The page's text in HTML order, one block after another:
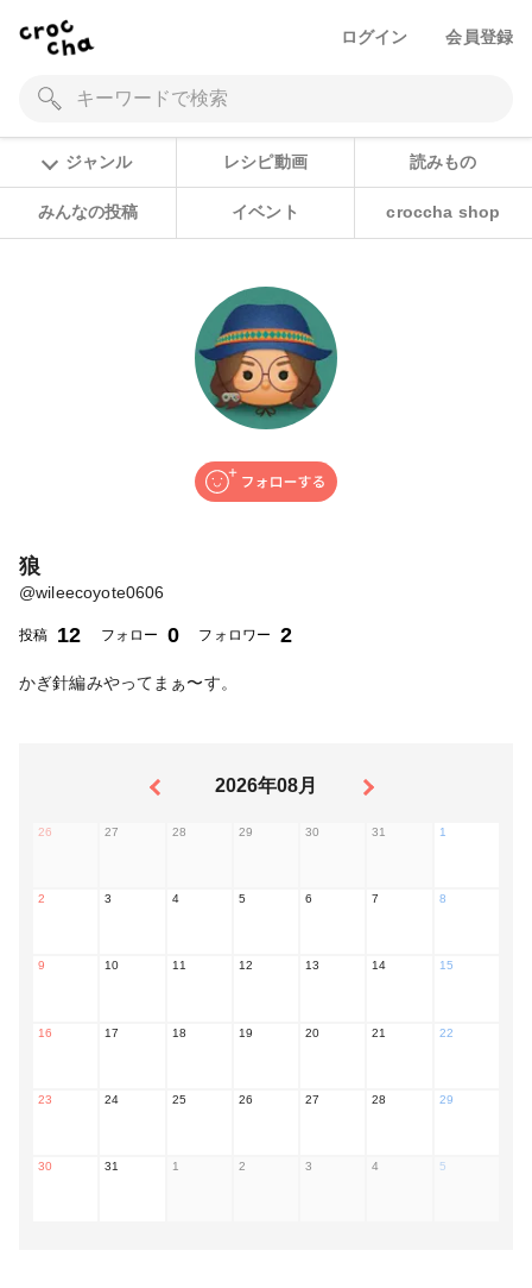
ログイン 会員登録
ジャンル レシピ動画 読みもの
みんなの投稿 イベント croccha shop
狼
@wileecoyote0606
投稿 12 フォロー 0 フォロワー 2
かぎ針編みやってまぁ〜す。
2026年08月
26 27 28 29 30 31 1
2 3 4 5 6 7 8
9 10 11 12 13 14 15
16 17 18 19 20 21 22
23 24 25 26 27 28 29
30 31 1 2 3 4 5